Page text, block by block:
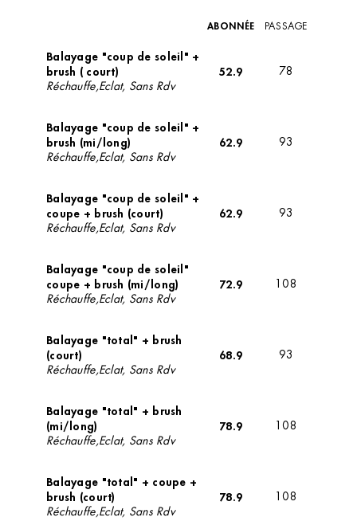
ABONNÉE PASSAGE
Balayage "coup de soleil" +
brush ( court)
Réchauffe,Eclat, Sans Rdv
52.9 78
Balayage "coup de soleil" +
brush (mi/long)
Réchauffe,Eclat, Sans Rdv
62.9 93
Balayage "coup de soleil" +
coupe + brush (court)
Réchauffe,Eclat, Sans Rdv
62.9 93
Balayage "coup de soleil"
coupe + brush (mi/long)
Réchauffe,Eclat, Sans Rdv
72.9 108
Balayage "total" + brush
(court)
Réchauffe,Eclat, Sans Rdv
68.9 93
Balayage "total" + brush
(mi/long)
Réchauffe,Eclat, Sans Rdv
78.9 108
Balayage "total" + coupe +
brush (court)
Réchauffe,Eclat, Sans Rdv
78.9 108